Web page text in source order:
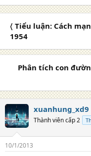
〈 Tiểu luận: Cách
1954
Phân tích con
xuanhung_xd9
Thành viên cấp 2
10/1/2013